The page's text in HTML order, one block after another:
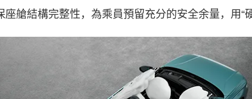
艙結構完整性，為乘員預留充分的安全余量，用“硬